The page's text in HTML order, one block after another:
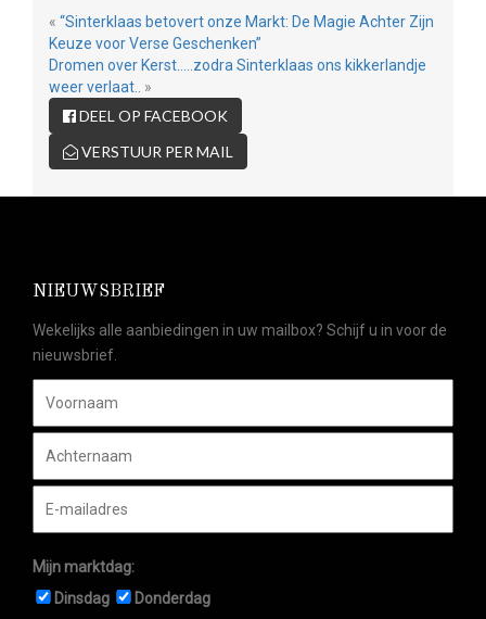
« “Sinterklaas betovert onze Markt: De Magie Achter Zijn
Keuze voor Verse Geschenken”
Dromen over Kerst…..zodra Sinterklaas ons kikkerlandje
weer verlaat..
»
DEEL OP FACEBOOK
VERSTUUR PER MAIL
NIEUWSBRIEF
Wekelijks alle aanbiedingen in uw mailbox? Schijf u in voor de
nieuwsbrief.
Mijn marktdag:
Dinsdag
Donderdag